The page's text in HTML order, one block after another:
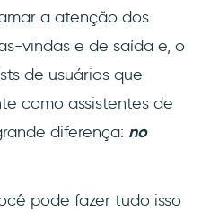
a atenção dos
vindas e de saída e, o
de usuários que
como assistentes de
diferença: no
pode fazer tudo isso